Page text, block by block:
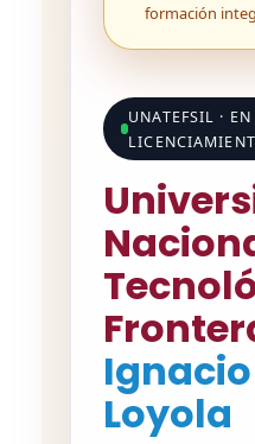
UNATEFSIL ·
Loyola
formación